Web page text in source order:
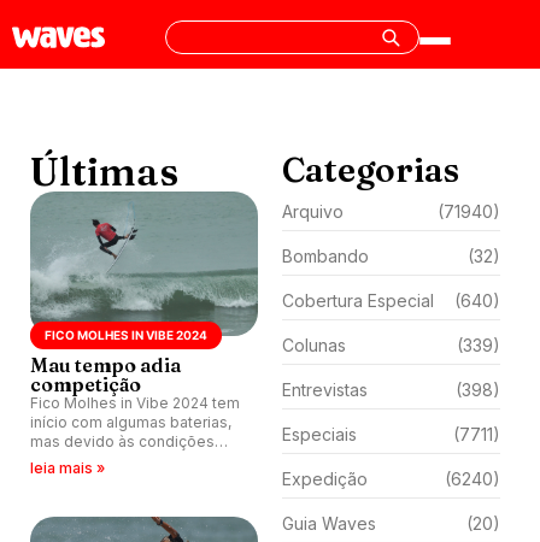
Últimas
FICO MOLHES IN VIBE 2024
Mau tempo adia
competição
Fico Molhes in Vibe 2024 tem
início com algumas baterias,
mas devido às condições
climáticas desfavoráveis na
sábado (13).
leia mais »
Categorias
Arquivo (71940)
Bombando (32)
Cobertura Especial (640)
Colunas (339)
Entrevistas (398)
Especiais (7711)
Expedição (6240)
Guia Waves (20)